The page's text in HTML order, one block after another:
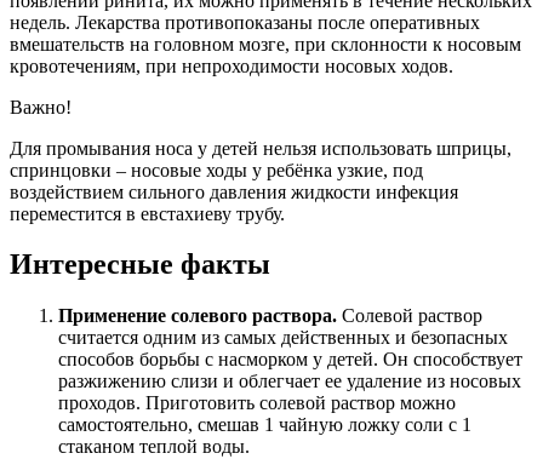
недель. Лекарства противопоказаны после оперативных
вмешательств на головном мозге, при склонности к носовым
кровотечениям, при непроходимости носовых ходов.
Важно!
Для промывания носа у детей нельзя использовать шприцы,
спринцовки – носовые ходы у ребёнка узкие, под
воздействием сильного давления жидкости инфекция
переместится в евстахиеву трубу.
Интересные факты
Применение солевого раствора. Солевой раствор
считается одним из самых действенных и безопасных
способов борьбы с насморком у детей. Он способствует
разжижению слизи и облегчает ее удаление из носовых
проходов. Приготовить солевой раствор можно
самостоятельно, смешав 1 чайную ложку соли с 1
стаканом теплой воды.